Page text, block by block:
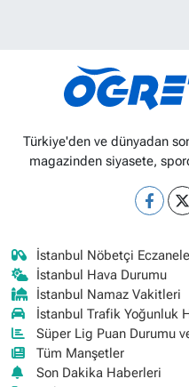
Türkiye'den ve dünyadan
magazinden siyasete,
İstanbul Nöbetçi
İstanbul Hava Durumu
İstanbul Namaz Vakitleri
İstanbul Trafik Yoğunluk
Süper Lig Puan Durumu
Tüm Manşetler
Son Dakika Haberleri